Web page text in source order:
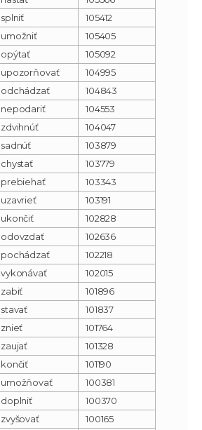
splniť
105412
umožniť
105405
opýtať
105092
upozorňovať
104995
odchádzať
104843
nepodariť
104553
zdvihnúť
104047
sadnúť
103879
chystať
103779
prebiehať
103343
uzavrieť
103191
ukončiť
102828
odovzdať
102636
pochádzať
102218
vykonávať
102015
zabiť
101896
stavať
101837
znieť
101764
zaujať
101328
končiť
101190
umožňovať
100381
doplniť
100370
zvyšovať
100165